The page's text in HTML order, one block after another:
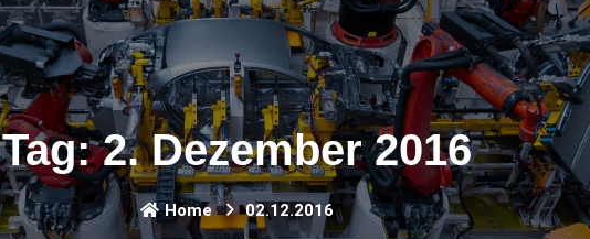
Tag:2. Dezember 2016
Home 02.12.2016